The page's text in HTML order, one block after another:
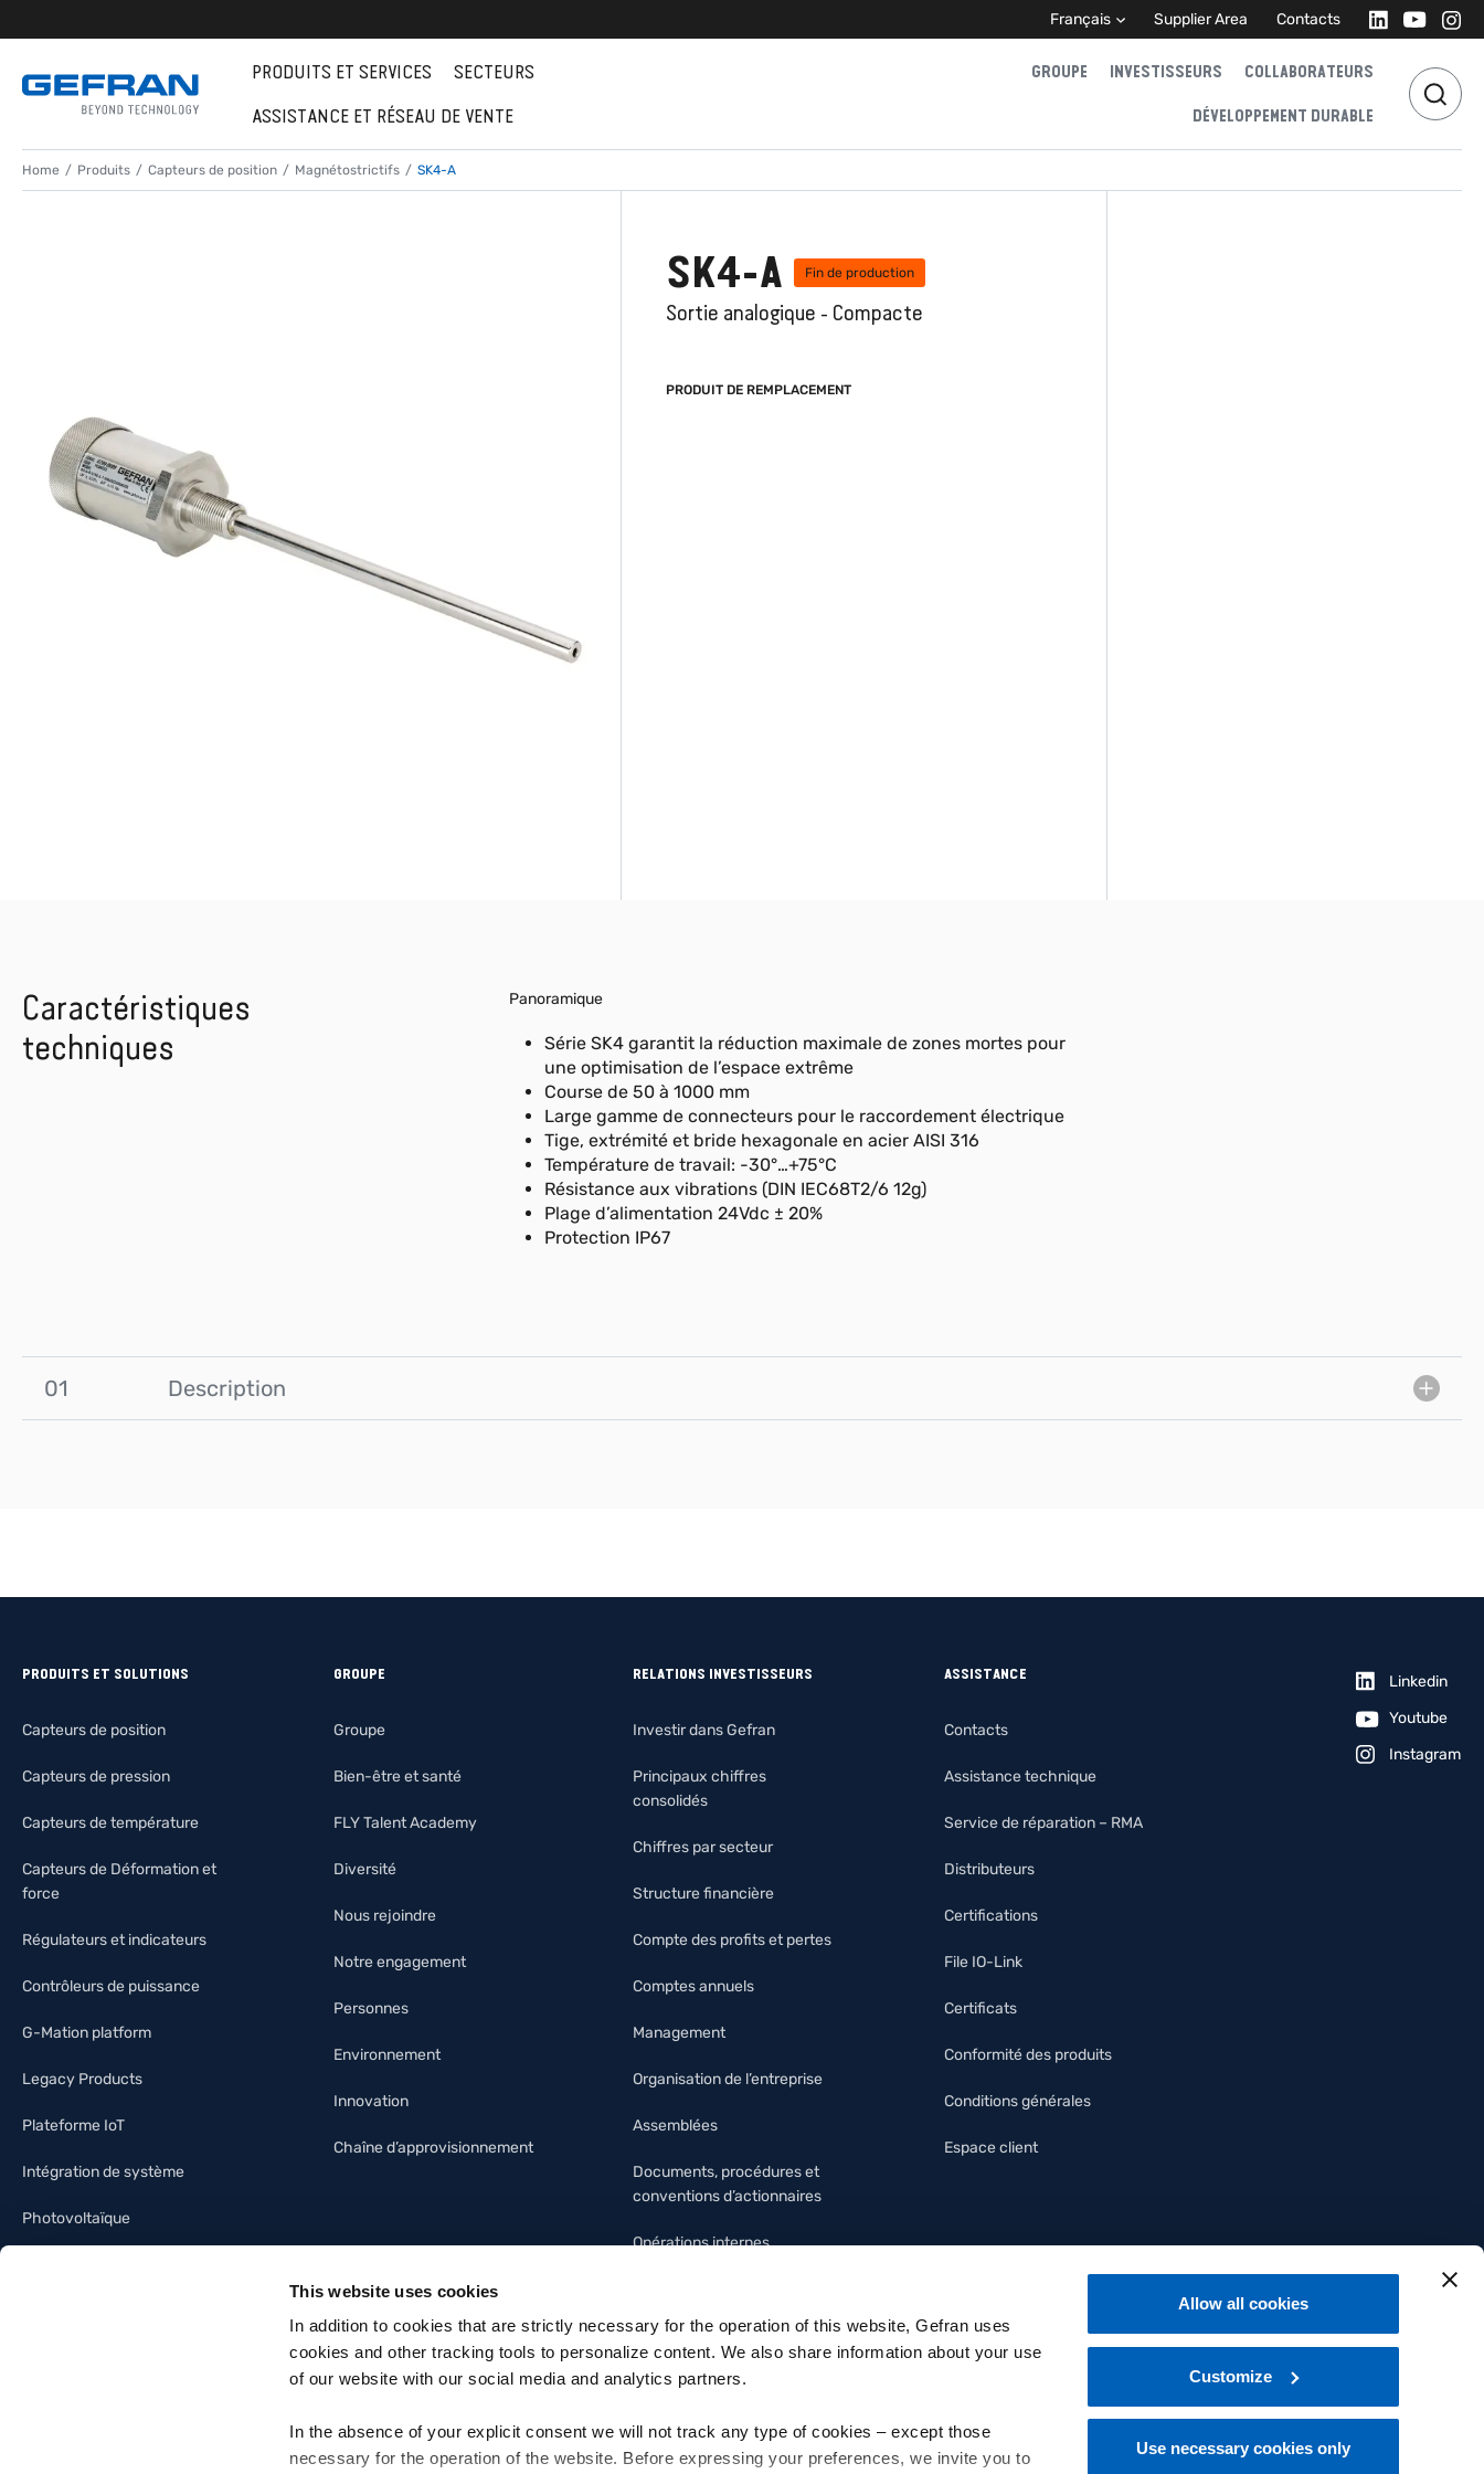
This website uses cookies
In addition to cookies that are strictly necessary for the operation of this website, Gefran uses
cookies and other tracking tools to personalize content. We also share information about your use
of our website with our social media and analytics partners.
In the absence of your explicit consent we will not track any type of cookies – except those
necessary for the operation of the website. Before expressing your preferences, we invite you to
Allow all cookies
Customize
Use necessary cookies only
Français Supplier Area Contacts
PRODUITS ET SERVICES
SECTEURS
ASSISTANCE ET RÉSEAU DE VENTE
GROUPE INVESTISSEURS COLLABORATEURS
DÉVELOPPEMENT DURABLE
Home Produits Capteurs de position Magnétostrictifs SK4-A
SK4-A Fin de production
Sortie analogique - Compacte
PRODUIT DE REMPLACEMENT
Caractéristiques
techniques
Panoramique
Série SK4 garantit la réduction maximale de zones mortes pour
une optimisation de l’espace extrême
Course de 50 à 1000 mm
Large gamme de connecteurs pour le raccordement électrique
Tige, extrémité et bride hexagonale en acier AISI 316
Température de travail: -30°…+75°C
Résistance aux vibrations (DIN IEC68T2/6 12g)
Plage d’alimentation 24Vdc ± 20%
Protection IP67
01 Description
PRODUITS ET SOLUTIONS
Capteurs de position
Capteurs de pression
Capteurs de température
Capteurs de Déformation et
force
Régulateurs et indicateurs
Contrôleurs de puissance
G-Mation platform
Legacy Products
Plateforme IoT
Intégration de système
Photovoltaïque
GROUPE
Groupe
Bien-être et santé
FLY Talent Academy
Diversité
Nous rejoindre
Notre engagement
Personnes
Environnement
Innovation
Chaîne d’approvisionnement
RELATIONS INVESTISSEURS
Investir dans Gefran
Principaux chiffres
consolidés
Chiffres par secteur
Structure financière
Compte des profits et pertes
Comptes annuels
Management
Organisation de l’entreprise
Assemblées
Documents, procédures et
conventions d’actionnaires
Opérations internes
ASSISTANCE
Contacts
Assistance technique
Service de réparation – RMA
Distributeurs
Certifications
File IO-Link
Certificats
Conformité des produits
Conditions générales
Espace client
Linkedin
Youtube
Instagram
Gefran SpA - Via Sebina, 74, 25050 Provaglio d'Iseo, Brescia - Italia